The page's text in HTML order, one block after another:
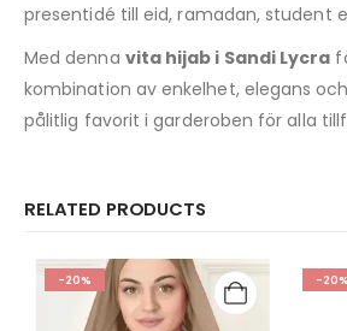
presentidé till eid, ramadan, student
Med denna vita hijab i Sandi Lycra
kombination av enkelhet, elegans
pålitlig favorit i garderoben för alla
RELATED PRODUCTS
-20% -20%